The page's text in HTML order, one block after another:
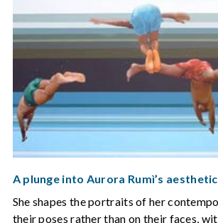
A plunge into Aurora Rumì’s
She shapes the portraits of her
their poses rather than on their faces,